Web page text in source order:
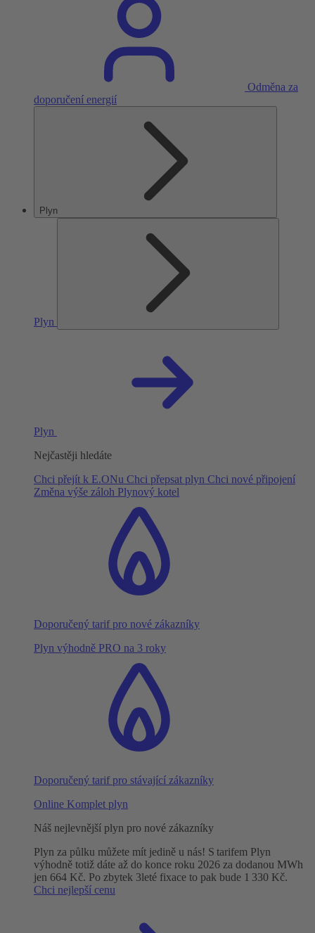
Odměna za
doporučení energií
Plyn
Plyn
Plyn
Nejčastěji hledáte
Chci přejít k E.ONu Chci přepsat plyn Chci nové připojení
Změna výše záloh Plynový kotel
Doporučený tarif pro nové zákazníky
Plyn výhodně PRO na 3 roky
Doporučený tarif pro stávající zákazníky
Online Komplet plyn
Náš nejlevnější plyn pro nové zákazníky
Plyn za půlku můžete mít jedině u nás! S tarifem Plyn
výhodně totiž dáte až do konce roku 2026 za dodanou MWh
jen 664 Kč. Po zbytek 3leté fixace to pak bude 1 330 Kč.
Chci nejlepší cenu